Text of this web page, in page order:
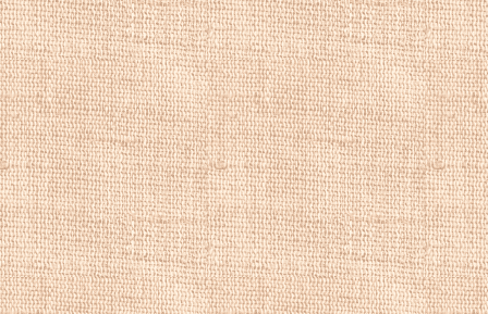
самоубийством.
Купить
репродукции
художника,
речной пейзаж,